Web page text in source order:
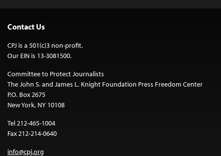
Contact Us
CPJ is a 501(c)3 non-profit.
Our EIN is 13-3081500.
Committee to Protect Journalists
The John S. and James L. Knight Foundation Press Freedom Center
P.O. Box 2675
New York, NY 10108
Tel 212-465-1004
Fax 212-214-0640
info@cpj.org